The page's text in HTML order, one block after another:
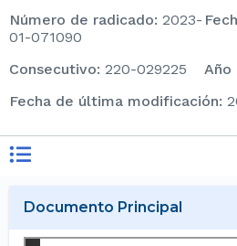
Número de radicado: 2023-
01-071090
consecutivo: 220-029225
Fecha de última modificación:
Documento Principal